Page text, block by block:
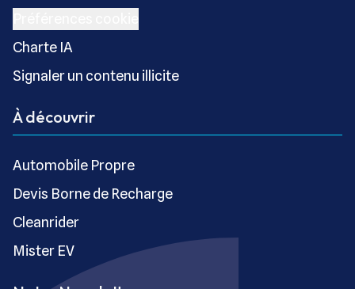
Charte IA
Signaler un contenu illicite
À découvrir
Automobile Propre
Devis Borne de Recharge
Cleanrider
Mister EV